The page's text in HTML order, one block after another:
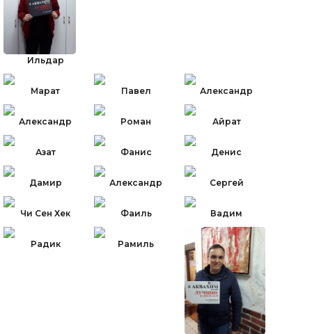
Ильдар
Марат Павел Александр
Александр Роман Айрат
Азат Фанис Денис
Дамир Александр Сергей
Чи Сен Хек Фаиль Вадим
Радик Рамиль